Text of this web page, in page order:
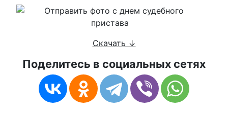
Скачать ↓
Поделитесь в социальных сетях